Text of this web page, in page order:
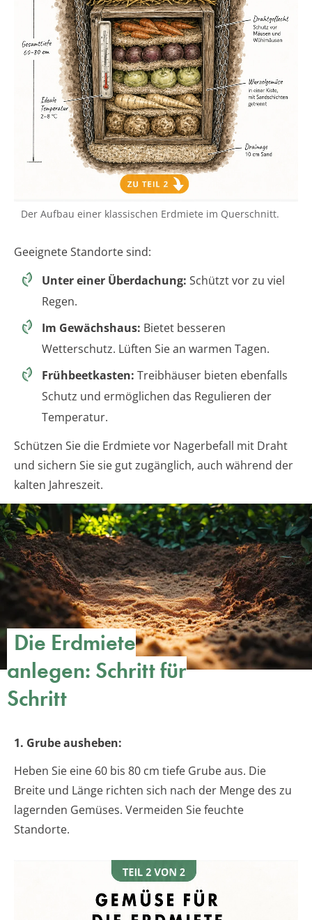
Der Aufbau einer klassischen Erdmiete im Querschnitt.
Geeignete Standorte sind:
Unter einer Überdachung: Schützt vor zu viel
Regen.
Im Gewächshaus: Bietet besseren
Wetterschutz. Lüften Sie an warmen Tagen.
Frühbeetkasten: Treibhäuser bieten ebenfalls
Schutz und ermöglichen das Regulieren der
Temperatur.
Schützen Sie die Erdmiete vor Nagerbefall mit Draht
und sichern Sie sie gut zugänglich, auch während der
kalten Jahreszeit.
Die Erdmiete
anlegen: Schritt für
Schritt
1. Grube ausheben:
Heben Sie eine 60 bis 80 cm tiefe Grube aus. Die
Breite und Länge richten sich nach der Menge des zu
lagernden Gemüses. Vermeiden Sie feuchte
Standorte.